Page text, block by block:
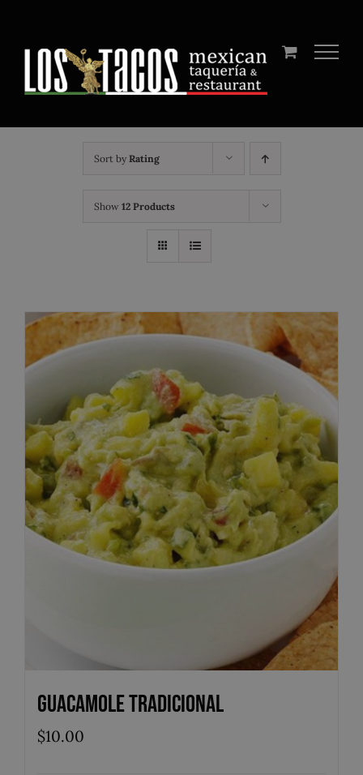
content
Sort by Rating
Show 12 Products
Guacamole Tradicional
$10.00